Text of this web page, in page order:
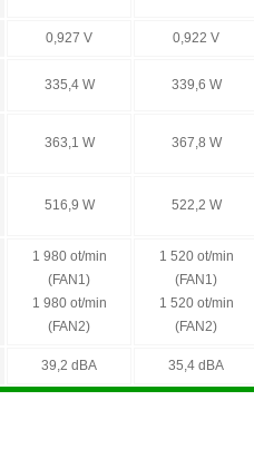
0,927 V 0,922 V
335,4 W 339,6 W
363,1 W 367,8 W
516,9 W 522,2 W
1 980 ot/min
(FAN1)
1 980 ot/min
(FAN2)
1 520 ot/min
(FAN1)
1 520 ot/min
(FAN2)
39,2 dBA 35,4 dBA